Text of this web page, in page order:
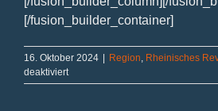
[/fusion_builder_container]
16. Oktober 2024 | Region, Rheinisches
deaktiviertfür
Erfolgsgeschichte